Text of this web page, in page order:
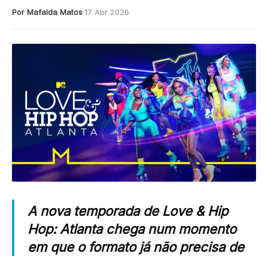
Por Mafalda Matos17 Abr 2026
A nova temporada de Love & Hip
Hop: Atlantachega num momento
em que o formato já não precisa de